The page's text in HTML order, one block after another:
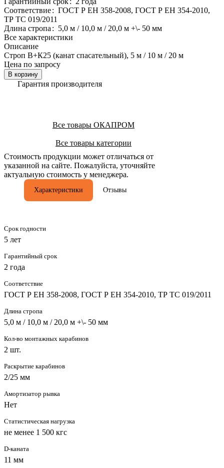
Соответствие: ГОСТ Р ЕН 358-2008, ГОСТ Р ЕН 354-2010,
ТР ТС 019/2011
Длина стропа: 5,0 м / 10,0 м / 20,0 м +\- 50 мм
Все характеристики
Описание
Строп В+К25 (канат спасательный), 5 м / 10 м / 20 м
Цена по запросу
В корзину
Гарантия производителя
Все товары ОКАПРОМ
Все товары категории
Стоимость продукции может отличаться от
указанной на сайте. Пожалуйста, уточняйте
актуальную стоимость у менеджера.
Характеристики Отзывы
Срок годности
5 лет
Гарантийный срок
2 года
Соответствие
ГОСТ Р ЕН 358-2008, ГОСТ Р ЕН 354-2010, ТР ТС 019/2011
Длина стропа
5,0 м / 10,0 м / 20,0 м +\- 50 мм
Кол-во монтажных карабинов
2 шт.
Раскрытие карабинов
2/25 мм
Амортизатор рывка
Нет
Статистическая нагрузка
не менее 1 500 кгс
D-каната
11 мм